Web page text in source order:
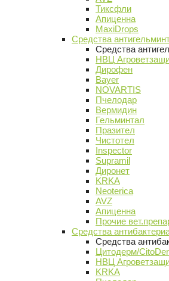
Тиксфли
Апиценна
MaxiDrops
Средства
Средства
НВЦ
Дирофен
Bayer
NOVARTIS
Пчелодар
Вермидин
Гельминтал
Празител
Чистотел
Inspector
Supramil
Диронет
KRKA
Neoterica
AVZ
Апиценна
Прочие
Средства
Средства
Цитодерм/
НВЦ
KRKA